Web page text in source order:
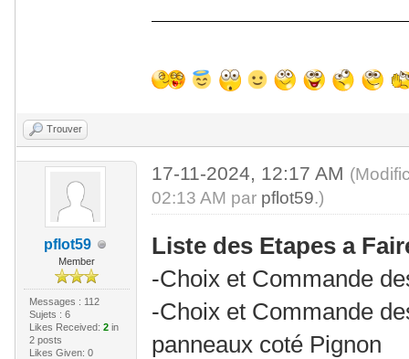
Trouver
pflot59
Member
Messages : 112
Sujets : 6
Likes Received: 2in
2 posts
Likes Given: 0
17-11-2024, 12:17 AM
02:13 AM par pflot59.)
Liste des Etapes a
-Choix et Commande
-Choix et Commande
panneaux coté Pignon